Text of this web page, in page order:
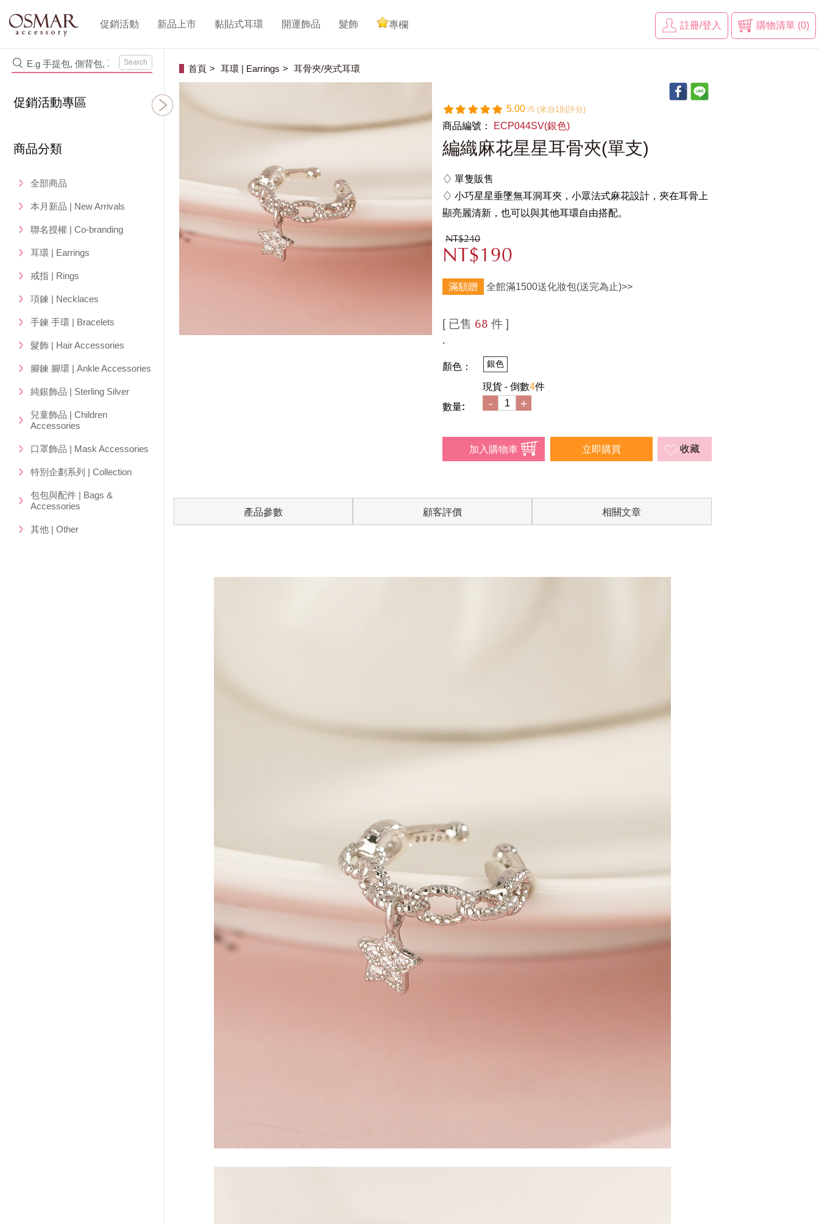
促銷活動 新品上市 黏貼式耳環 開運飾品 髮飾 專欄 購物清單 (0)
註冊/登入
Search
促銷活動專區
商品分類
全部商品
本月新品 | New Arrivals
聯名授權 | Co-branding
耳環 | Earrings
戒指 | Rings
項鍊 | Necklaces
手鍊 手環 | Bracelets
髮飾 | Hair Accessories
腳鍊 腳環 | Ankle Accessories
純銀飾品 | Sterling Silver
兒童飾品 | Children
Accessories
口罩飾品 | Mask Accessories
特別企劃系列 | Collection
包包與配件 | Bags &
Accessories
其他 | Other
首頁 耳環 | Earrings 耳骨夾/夾式耳環
5.00/5 (來自1則評分)
商品編號： ECP044SV(銀色)
編織麻花星星耳骨夾(單支)
♢ 單隻販售
♢ 小巧星星垂墜無耳洞耳夾，小眾法式麻花設計，夾在耳骨上
顯亮麗清新，也可以與其他耳環自由搭配。
NT$240
NT$190
滿額贈 全館滿1500送化妝包(送完為止)>>
[ 已售 68 件 ]
.
顏色： 銀色
現貨 - 倒數4件
數量:
- +
收藏
產品參數 顧客評價 相關文章